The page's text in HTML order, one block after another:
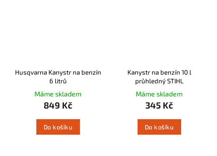
Husqvarna Kanystr na benzín
6 litrů
Máme skladem
849 Kč
Do košíku
Kanystr na benzín 10 l
průhledný STIHL
Máme skladem
345 Kč
Do košíku